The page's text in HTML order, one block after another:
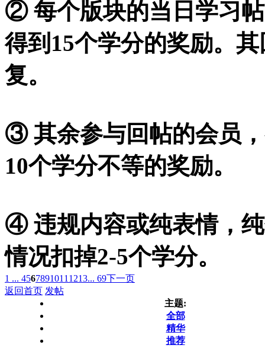
② 每个版块的当日学习
得到15个学分的奖励。
复。
③ 其余参与回帖的会员
10个学分不等的奖励。
④ 违规内容或纯表情，
情况扣掉2-5个学分。
1 ... 4567891011 1213... 69下一页
返回首页 发帖
主题:
全部
精华
推荐